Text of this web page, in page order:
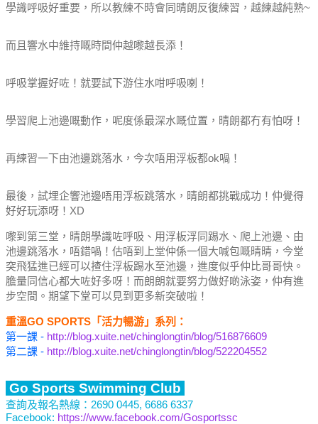
學識呼吸好重要，所以教練不時會同晴朗反復練習，越練越純熟~
而且響水中維持嘅時間仲越嚟越長添！
呼吸掌握好咗！就要試下游住水咁呼吸喇！
學習爬上池邊嘅動作，呢度係最深水嘅位置，晴朗都冇有怕呀！
再練習一下由池邊跳落水，今次唔用浮板都ok喎！
最後，試埋企響池邊唔用浮板跳落水，晴朗都挑戰成功！仲覺得
好好玩添呀！XD
嚟到第三堂，晴朗學識咗呼吸、用浮板浮同踢水、爬上池邊、由
池邊跳落水，唔錯喎！ 估唔到上堂仲係一個大喊包嘅晴晴，今堂
突飛猛進已經可以揸住浮板踢水至池邊，進度似乎仲比哥哥快。
膽量同信心都大咗好多呀！ 而朗朗就要努力做好啲泳姿，仲有進
步空間。 期望下堂可以見到更多新突破啦！
重溫GO SPORTS「活力暢游」系列：
第一課 - http://blog.xuite.net/chinglongtin/blog/516876609
第二課 - http://blog.xuite.net/chinglongtin/blog/522204552
Go Sports Swimming Club
查詢及報名熱線：2690 0445, 6686 6337
Facebook: https://www.facebook.com/Gosportssc